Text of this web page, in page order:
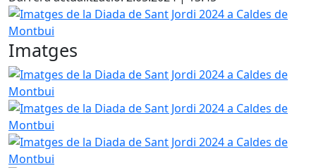
Imatges de la Diada de Sant Jordi 2024 a Caldes de
Imatges
Imatges de la Diada de Sant Jordi 2024 a Caldes de
Imatges de la Diada de Sant Jordi 2024 a Caldes de
Imatges de la Diada de Sant Jordi 2024 a Caldes de